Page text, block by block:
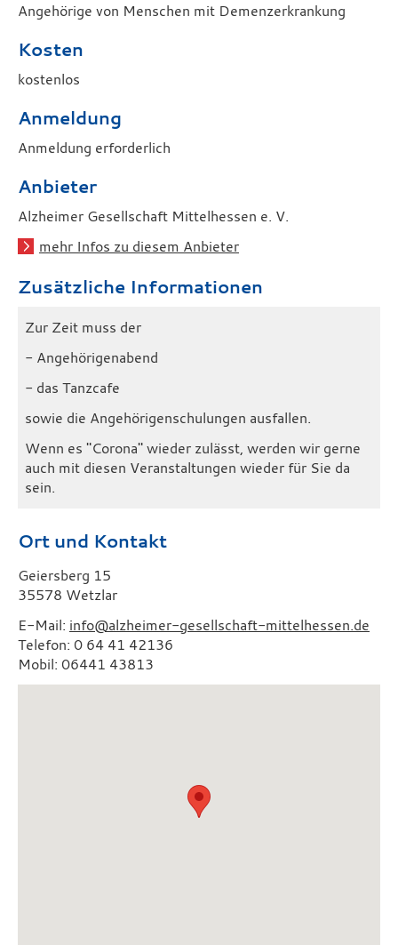
Angehörige von Menschen mit Demenzerkrankung
Kosten
kostenlos
Anmeldung
Anmeldung erforderlich
Anbieter
Alzheimer Gesellschaft Mittelhessen e. V.
mehr Infos zu diesem Anbieter
Zusätzliche Informationen
Zur Zeit muss der
- Angehörigenabend
- das Tanzcafe
sowie die Angehörigenschulungen ausfallen.
Wenn es "Corona" wieder zulässt, werden wir gerne
auch mit diesen Veranstaltungen wieder für Sie da
sein.
Ort und Kontakt
Geiersberg 15
35578 Wetzlar
E-Mail: info@alzheimer-gesellschaft-mittelhessen.de
Telefon: 0 64 41 42136
Mobil: 06441 43813